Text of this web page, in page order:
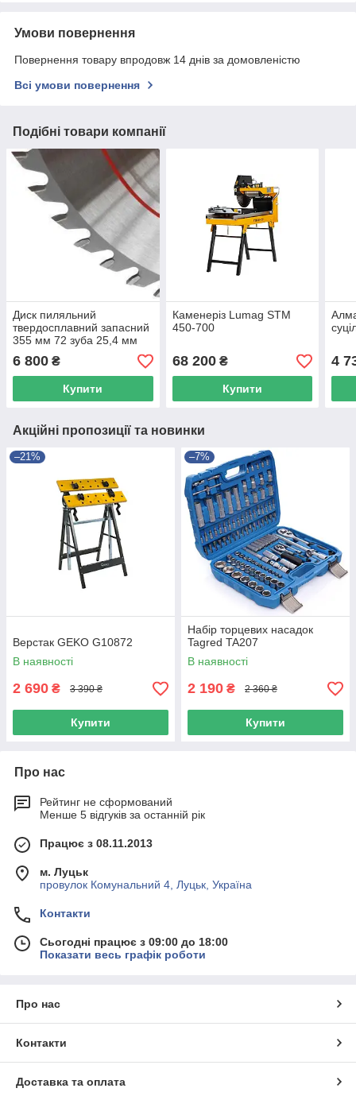
Умови повернення
Повернення товару впродовж 14 днів за домовленістю
Всі умови повернення
Подібні товари компанії
Диск пиляльний
твердосплавний запасний
355 мм 72 зуба 25,4 мм
Holzmann MKS 355SB
6 800 ₴
Купити
Каменеріз Lumag STM
450-700
68 200₴
Купити
4
Акційні пропозиції та новинки
–21%
Верстак GEKO G10872
В наявності
2 690 ₴ 3 390 ₴
Купити
–7%
Набір торцевих насадок
Tagred TA207
В наявності
2 190 ₴ 2 360 ₴
Купити
Про нас
Рейтинг не сформований
Менше 5 відгуків за останній рік
Працює з 08.11.2013
м. Луцьк
провулок Комунальний 4, Луцьк, Україна
Контакти
Сьогодні працює з 09:00 до 18:00
Показати весь графік роботи
Про нас
Контакти
Доставка та оплата